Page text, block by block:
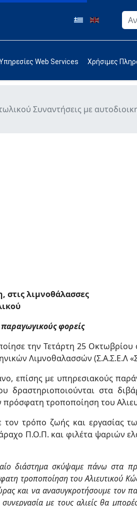
Web Services Χρήσιμες
Συναντήσεις με
στις λιμνοθάλασσες
παραγωγικούς φορείς
την Τετάρτη 25 Οκτωβρίου
Λιμνοθαλασσών (Σ.Α.Σ.Ε.Λ
επίσης με υπηρεσιακούς
στα
πρόσφατη τροποποίηση του
τρόπο ζωής και εργασίας
Π.Ο.Π. και φιλέτα ψαριών
διάστημα σκύψαμε πάνω στα
τροποποίηση του Αλιευτικού
και να ανασυγκροτήσουμε τον
με τους αλιείς θα